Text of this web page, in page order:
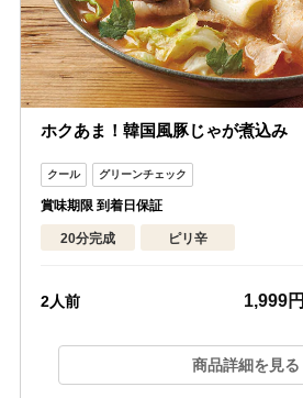
ホクあま！韓国風豚じゃが煮込み
賞味期限 到着日保証
20分完成 ピリ辛
2人前 1,999円
商品詳細を見る